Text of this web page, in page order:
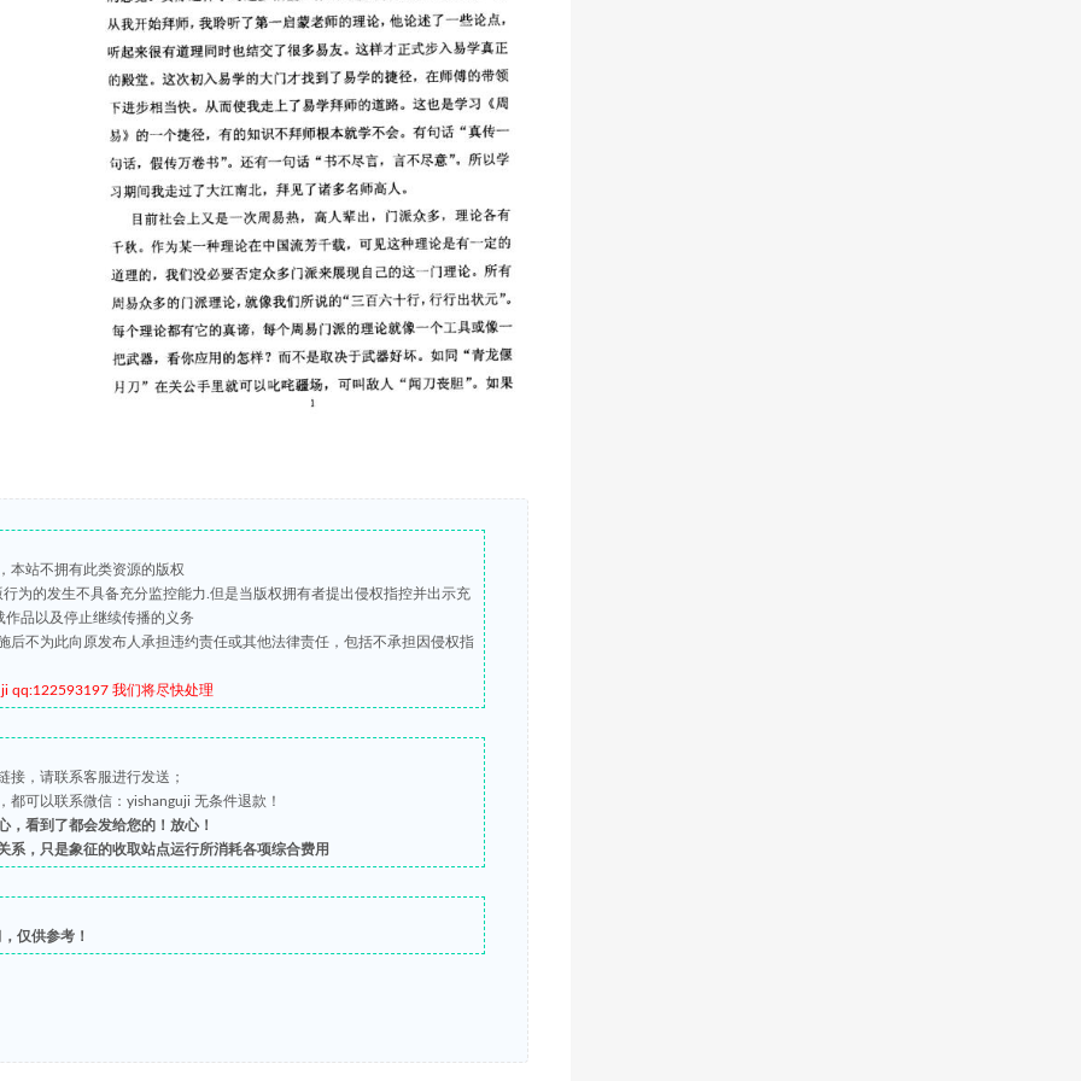
本站不拥有此类资源的版权
为的发生不具备充分监控能力.但是当版权拥有者提出侵权指控并出示充
品以及停止继续传播的义务
后不为此向原发布人承担违约责任或其他法律责任，包括不承担因侵权指
qq:122593197 我们将尽快处理
接，请联系客服进行发送；
可以联系微信：yishanguji 无条件退款！
，看到了都会发给您的！放心！
系，只是象征的收取站点运行所消耗各项综合费用
仅供参考！